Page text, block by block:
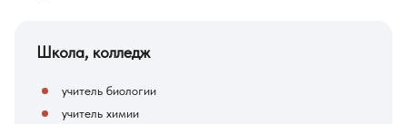
Школа, колледж
учитель биологии
учитель химии